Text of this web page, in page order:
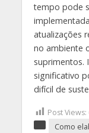
tempo pode
atualizações
no ambiente
suprimentos.
significativo
difícil de
Post Views:
Como